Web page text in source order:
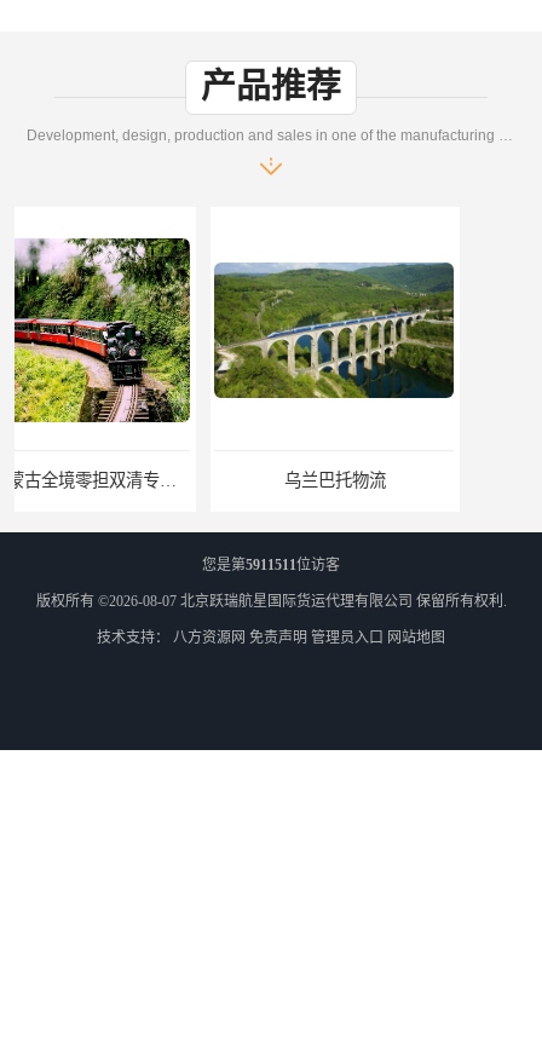
产品推荐
Development, design, production and sales in one of the manufacturing enterprises
乌兰巴托物流 外蒙古货运
您是第5911511位访客
版权所有 ©2026-08-07 北京跃瑞航星国际货运代理有限公司 保留所有权利.
技术支持： 八方资源网 免责声明 管理员入口 网站地图